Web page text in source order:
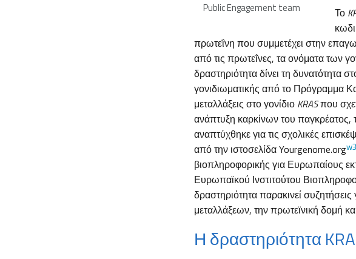
Public Engagement team
Το
πρωτεΐνη που συμμετέχει στην
από τις πρωτεΐνες, τα ονόματα των
δραστηριότητα δίνει τη δυνατότητα
γονιδιωματικής από το Πρόγραμμα
μεταλλάξεις στο γονίδιο KRASπου
ανάπτυξη καρκίνων του
αναπτύχθηκε για τις σχολικές
από την ιστοσελίδα Yourgenome.orgw3
βιοπληροφορικής για Ευρωπαίους
Ευρωπαϊκού Ινστιτούτου
δραστηριότητα παρακινεί συζητήσεις
μεταλλάξεων, την πρωτεϊνική δομή
Η δραστηριότητα